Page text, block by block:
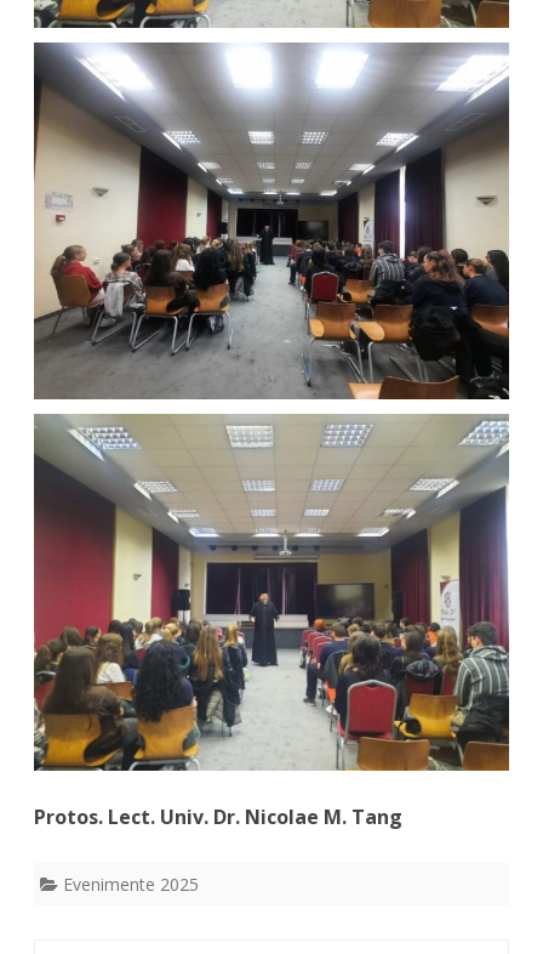
Protos. Lect. Univ. Dr. Nicolae M. Tang
Evenimente 2025